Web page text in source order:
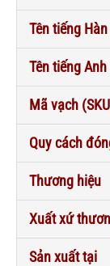
Tên tiếng Hàn
Tên tiếng Anh
Mã vạch
Quy cách
Thương hiệu
Xuất xứ
Sản xuất tại